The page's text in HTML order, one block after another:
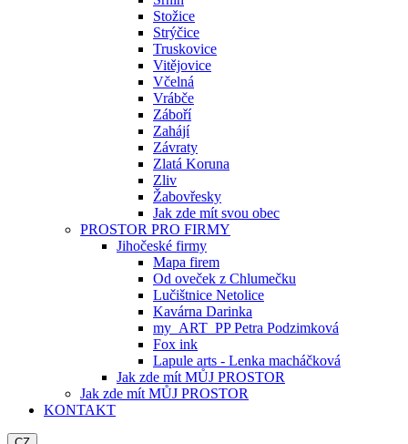
Stožice
Strýčice
Truskovice
Vitějovice
Včelná
Vrábče
Záboří
Zahájí
Závraty
Zlatá Koruna
Zliv
Žabovřesky
Jak zde mít svou obec
PROSTOR PRO FIRMY
Jihočeské firmy
Mapa firem
Od oveček z Chlumečku
Lučištnice Netolice
Kavárna Darinka
my_ART_PP Petra Podzimková
Fox ink
Lapule arts - Lenka macháčková
Jak zde mít MŮJ PROSTOR
Jak zde mít MŮJ PROSTOR
KONTAKT